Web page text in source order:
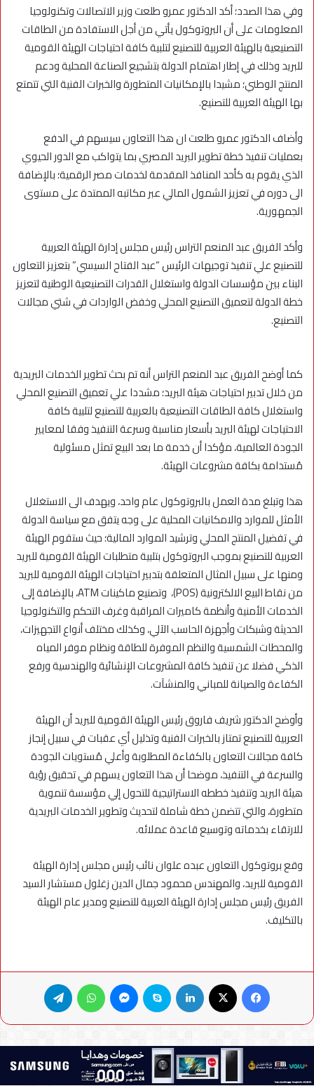
وفي هذا الصدد؛ أكد الدكتور عمرو طلعت وزير الاتصالات وتكنولوجيا
المعلومات على أن البروتوكول يأتي من أجل الاستفادة من الطاقات
التصنيعية بالهيئة العربية للتصنيع لتلبية كافة احتياجات الهيئة القومية
للبريد وذلك في إطار اهتمام الدولة بتشجيع الصناعة المحلية ودعم
المنتج الوطني؛ مشيدا بالإمكانيات المتطورة والخبرات الفنية التي تتمتع
بها الهيئة العربية للتصنيع.
وأضاف الدكتور عمرو طلعت ان هذا التعاون سيسهم في الدفع
بعمليات تنفيذ خطة تطوير البريد المصري بما يتواكب مع الدور الحيوي
الذي يقوم به كأحد المنافذ المقدمة لخدمات مصر الرقمية؛ بالإضافة
الى دوره في تعزيز الشمول المالي عبر مكاتبه الممتدة على مستوى
الجمهورية.
وأكد الفريق عبد المنعم التراس رئيس مجلس إدارة الهيئة العربية
للتصنيع علي تنفيذ توجيهات الرئيس “عبد الفتاح السيسي” بتعزيز التعاون
البناء بين مؤسسات الدولة واستغلال القدرات التصنيعية الوطنية لتعزيز
خطة الدولة لتعميق التصنيع المحلي وخفض الواردات في شتي مجالات
التصنيع.
كما أوضح الفريق عبد المنعم التراس أنه تم بحث تطوير الخدمات البريدية
من خلال تدبير احتياجات هيئة البريد؛ مشددا علي تعميق التصنيع المحلي
واستغلال كافة الطاقات التصنيعية بالعربية للتصنيع لتلبية كافة
الاحتياجات لهيئة البريد بأسعار مناسبة وسرعة التنفيذ وفقا لمعايير
الجودة العالمية، مؤكدا أن خدمة ما بعد البيع تمثل مسئولية
مُستدامة بكافة مشروعات الهيئة.
هذا وتبلغ مدة العمل بالبروتوكول عام واحد، ويهدف الى الاستغلال
الأمثل للموارد والامكانيات المحلية على وجه يتفق مع سياسة الدولة
في تفضيل المنتج المحلي وترشيد الموارد المالية؛ حيث ستقوم الهيئة
العربية للتصنيع بموجب البروتوكول بتلبية متطلبات الهيئة القومية للبريد
ومنها على سبيل المثال المتعلقة بتدبير احتياجات الهيئة القومية للبريد
من نقاط البيع الالكترونية (POS)، وتصنيع ماكينات ATM، بالإضافة إلى
الخدمات الأمنية وأنظمة كاميرات المراقبة وغرف التحكم والتكنولوجيا
الحديثة وشبكات وأجهزة الحاسب الآلي، وكذلك مختلف أنواع التجهيزات،
والمحطات الشمسية والنظم الموفرة للطاقة ونظام موفر المياه
الذكي فضلا عن تنفيذ كافة المشروعات الإنشائية والهندسية ورفع
الكفاءة والصيانة للمباني والمنشآت.
وأوضح الدكتور شريف فاروق رئيس الهيئة القومية للبريد أن الهيئة
العربية للتصنيع تمتاز بالخبرات الفنية وتذليل أي عقبات في سبيل إنجاز
كافة مجالات التعاون بالكفاءة المطلوبة وأعلي مُستويات الجودة
والسرعة في التنفيذ، موضحا أن هذا التعاون يسهم في تحقيق رؤية
هيئة البريد وتنفيذ خططه الاستراتيجية للتحول إلي مؤسسة تنموية
متطورة، والتي تتضمن خطة شاملة لتحديث وتطوير الخدمات البريدية
للارتقاء بخدماته وتوسيع قاعدة عملائه.
وقع بروتوكول التعاون عبده علوان نائب رئيس مجلس إدارة الهيئة
القومية للبريد، والمهندس محمود جمال الدين زغلول مستشار السيد
الفريق رئيس مجلس إدارة الهيئة العربية للتصنيع ومدير عام الهيئة
بالتكليف.
فيسبوك لينكدإن سكايب ماسنجر واتساب